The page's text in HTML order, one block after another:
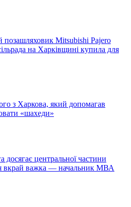
Mitsubishi Pajero
на Харківщині купила для
з Харкова, який допомагав
«шахеди»
досягає центральної частини
вкрай важка — начальник МВА